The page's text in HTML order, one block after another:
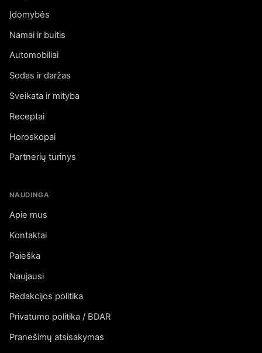
Įdomybės
Namai ir buitis
Automobiliai
Sodas ir daržas
Sveikata ir mityba
Receptai
Horoskopai
Partnerių turinys
NAUDINGA
Apie mus
Kontaktai
Paieška
Naujausi
Redakcijos politika
Privatumo politika / BDAR
Pranešimų atsisakymas